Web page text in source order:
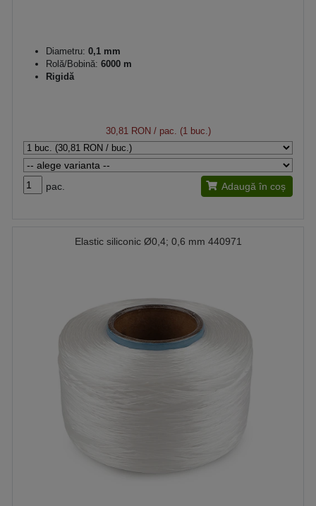
Diametru: 0,1 mm
Rolă/Bobină: 6000 m
Rigidă
30,81 RON/ pac. (1 buc.)
pac. Adaugă în coș
Elastic siliconic Ø0,4; 0,6 mm 440971